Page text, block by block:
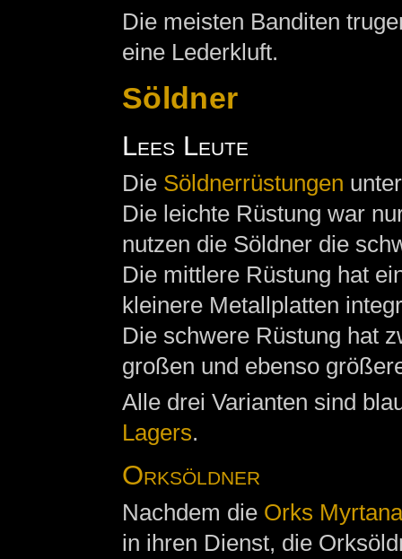
Die meisten Banditen
eine Lederkluft.
Söldner
Lees Leute
Die Söldnerrüstungen
Die leichte Rüstung war
nutzen die Söldner die
Die mittlere Rüstung hat
kleinere Metallplatten
Die schwere Rüstung hat
großen und ebenso
Alle drei Varianten sind
Lagers.
Orksöldner
Nachdem die Orks Myrtana
in ihren Dienst, die